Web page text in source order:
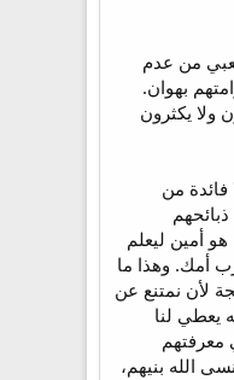
شعبي من عدم
بهوان.
ولا يكثرون
أصبح لا فائدة من
أمين ليعلم
أمك. وهذا ما
لأن نمتنع عن
يعطي لنا
معرفتهم
الله بنيهم،